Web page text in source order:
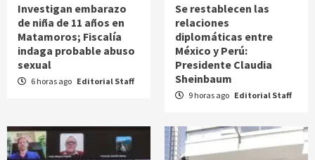
Investigan embarazo
de niña de 11 años en
Matamoros; Fiscalía
indaga probable abuso
sexual
6 horas ago Editorial Staff
Se restablecen las
relaciones
diplomáticas entre
México y Perú:
Presidente Claudia
Sheinbaum
9 horas ago Editorial Staff